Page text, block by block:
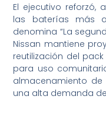
El ejecutivo reforzó,
las baterías más
denomina “La
Nissan mantiene
reutilización del
para uso
almacenamiento
una alta demanda